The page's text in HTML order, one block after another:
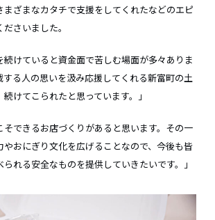
ざまなカタチで支援をしてくれたなどのエピ
さいました。
続けていると資金面で苦しむ場面が多々ありま
する人の思いを汲み応援してくれる新富町の土
けてこられたと思っています。」
そできるお店づくりがあると思います。その一
やおにぎり文化を広げることなので、今後も皆
れる安全なものを提供していきたいです。」